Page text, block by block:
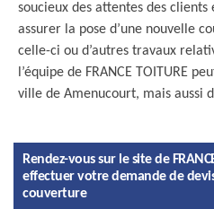
soucieux des attentes des
assurer la pose d’une nouvelle
celle-ci ou d’autres travaux
l’équipe de FRANCE TOITURE
ville de Amenucourt, mais aussi
Rendez-vous sur le site de
effectuer votre demande de
couverture